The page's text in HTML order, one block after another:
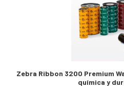
Zebra Ribbon 3200 Premium
química y